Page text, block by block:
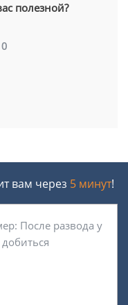
полезной?
0
вам через 5 минут!